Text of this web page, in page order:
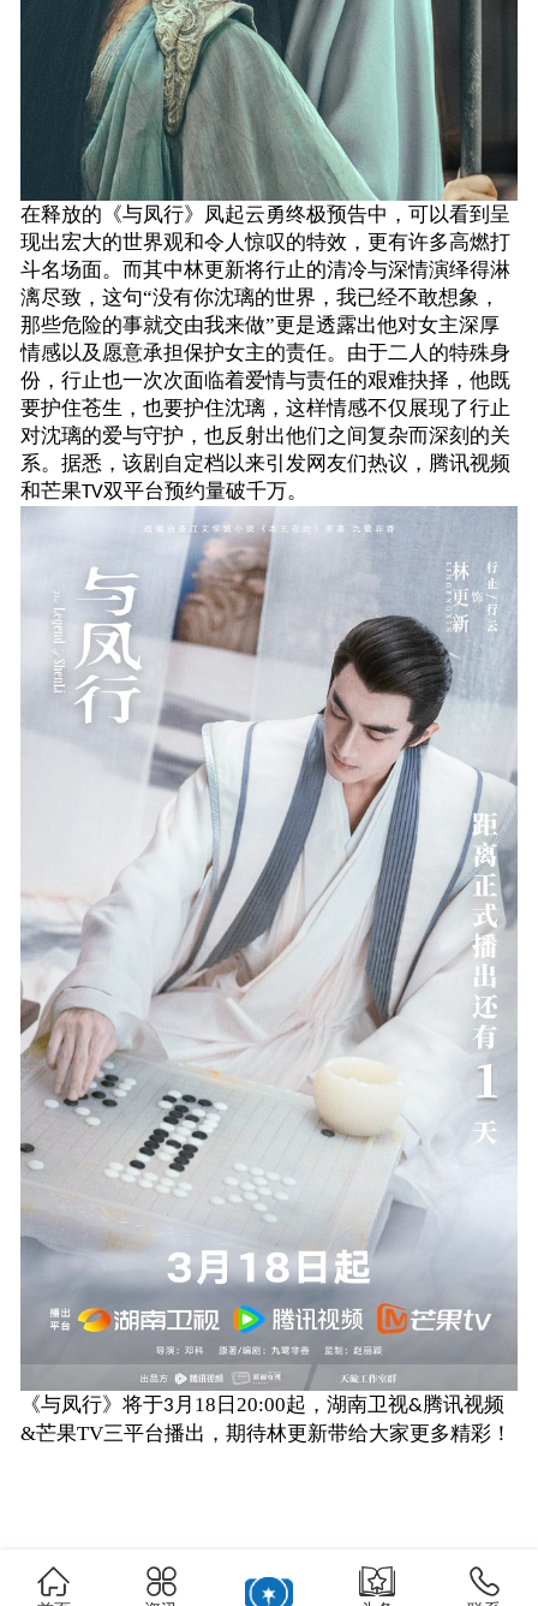
在释放的《与凤行》凤起云勇终极预告中，可以看到呈
现出宏大的世界观和令人惊叹的特效，更有许多高燃打
斗名场面。而其中林更新将行止的清冷与深情演绎得淋
漓尽致，这句“没有你沈璃的世界，我已经不敢想象，
那些危险的事就交由我来做”更是透露出他对女主深厚
情感以及愿意承担保护女主的责任。由于二人的特殊身
份，行止也一次次面临着爱情与责任的艰难抉择，他既
要护住苍生，也要护住沈璃，这样情感不仅展现了行止
对沈璃的爱与守护，也反射出他们之间复杂而深刻的关
系。据悉，该剧自定档以来引发网友们热议，腾讯视频
和芒果TV双平台预约量破千万。
《与凤行》将于3 月 18 日 20:00起 ， 湖南卫视&腾讯视频
&芒果TV三平台播出，期待林更新带给大家更多精彩！